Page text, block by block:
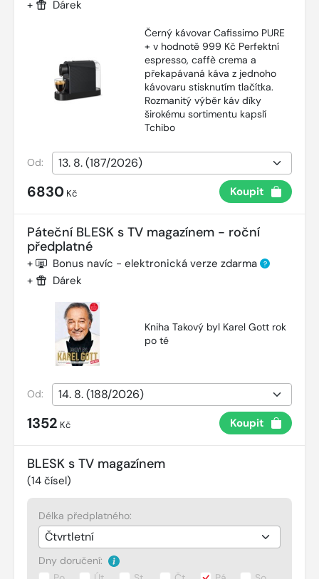
+ Dárek
Černý kávovar Cafissimo PURE
+ v hodnotě 999 Kč Perfektní
espresso, caffè crema a
překapávaná káva z jednoho
kávovaru stisknutím tlačítka.
Rozmanitý výběr káv díky
širokému sortimentu kapslí
Tchibo
Od:
6830 Kč Koupit
Páteční BLESK s TV magazínem - roční
předplatné
+ Bonus navíc - elektronická verze zdarma ?
+ Dárek
Kniha Takový byl Karel Gott rok
po té
Od:
1352 Kč Koupit
BLESK s TV magazínem
(14 čísel)
Délka předplatného:
Dny doručení: